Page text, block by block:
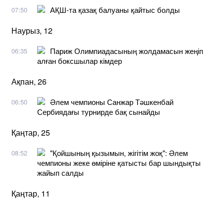
07:50 АҚШ-та қазақ балуаны қайтыс болды
Наурыз, 12
06:35
Париж Олимпиадасының жолдамасын жеңіп
алған боксшылар кімдер
Ақпан, 26
06:50
Әлем чемпионы Санжар Тәшкенбай
Сербиядағы турнирде бақ сынайды
Қаңтар, 25
08:52
"Қойшының қызымын, жігітім жоқ": Әлем
чемпионы жеке өміріне қатысты бар шындықты
жайып салды
Қаңтар, 11